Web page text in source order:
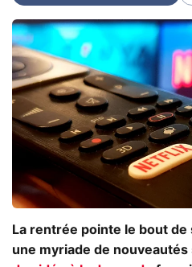
La rentrée pointe le bout de
une myriade de nouveautés